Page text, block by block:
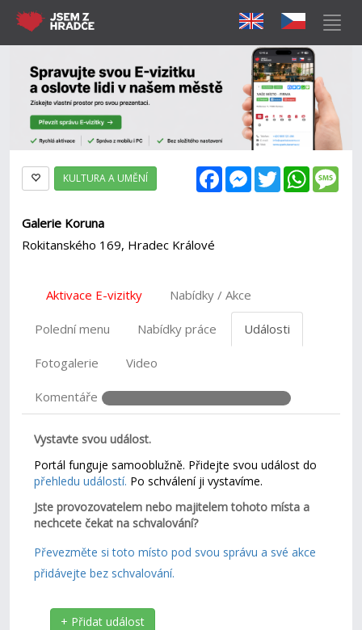
FacebookMessenger
Twitter
KULTURA A UMĚNÍ
Galerie Koruna
Rokitanského 169, Hradec Králové
Aktivace E-vizitky Nabídky / Akce
Polední menu Nabídky práce Události
Fotogalerie Video
Komentáře
Vystavte svou událost.
Portál funguje samooblužně. Přidejte svou událost do
přehledu událostí. Po schválení ji vystavíme.
Jste provozovatelem nebo majitelem tohoto místa a
nechcete čekat na schvalování?
Převezměte si toto místo pod svou správu a své akce
přidávejte bez schvalování.
+ Přidat událost